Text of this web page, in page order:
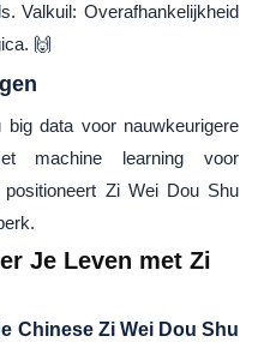
Valkuil: Overafhankelijkheid
🙌
data voor nauwkeurigere
machine learning voor
positioneert Zi Wei Dou Shu
Je Leven met Zi
Chinese Zi Wei Dou Shu